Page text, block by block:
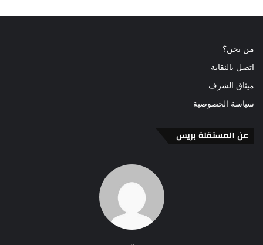
من نحن؟
اتصل بالنقابة
ميثاق الشرف
سياسة الخصوصية
عن المستقلة بريس